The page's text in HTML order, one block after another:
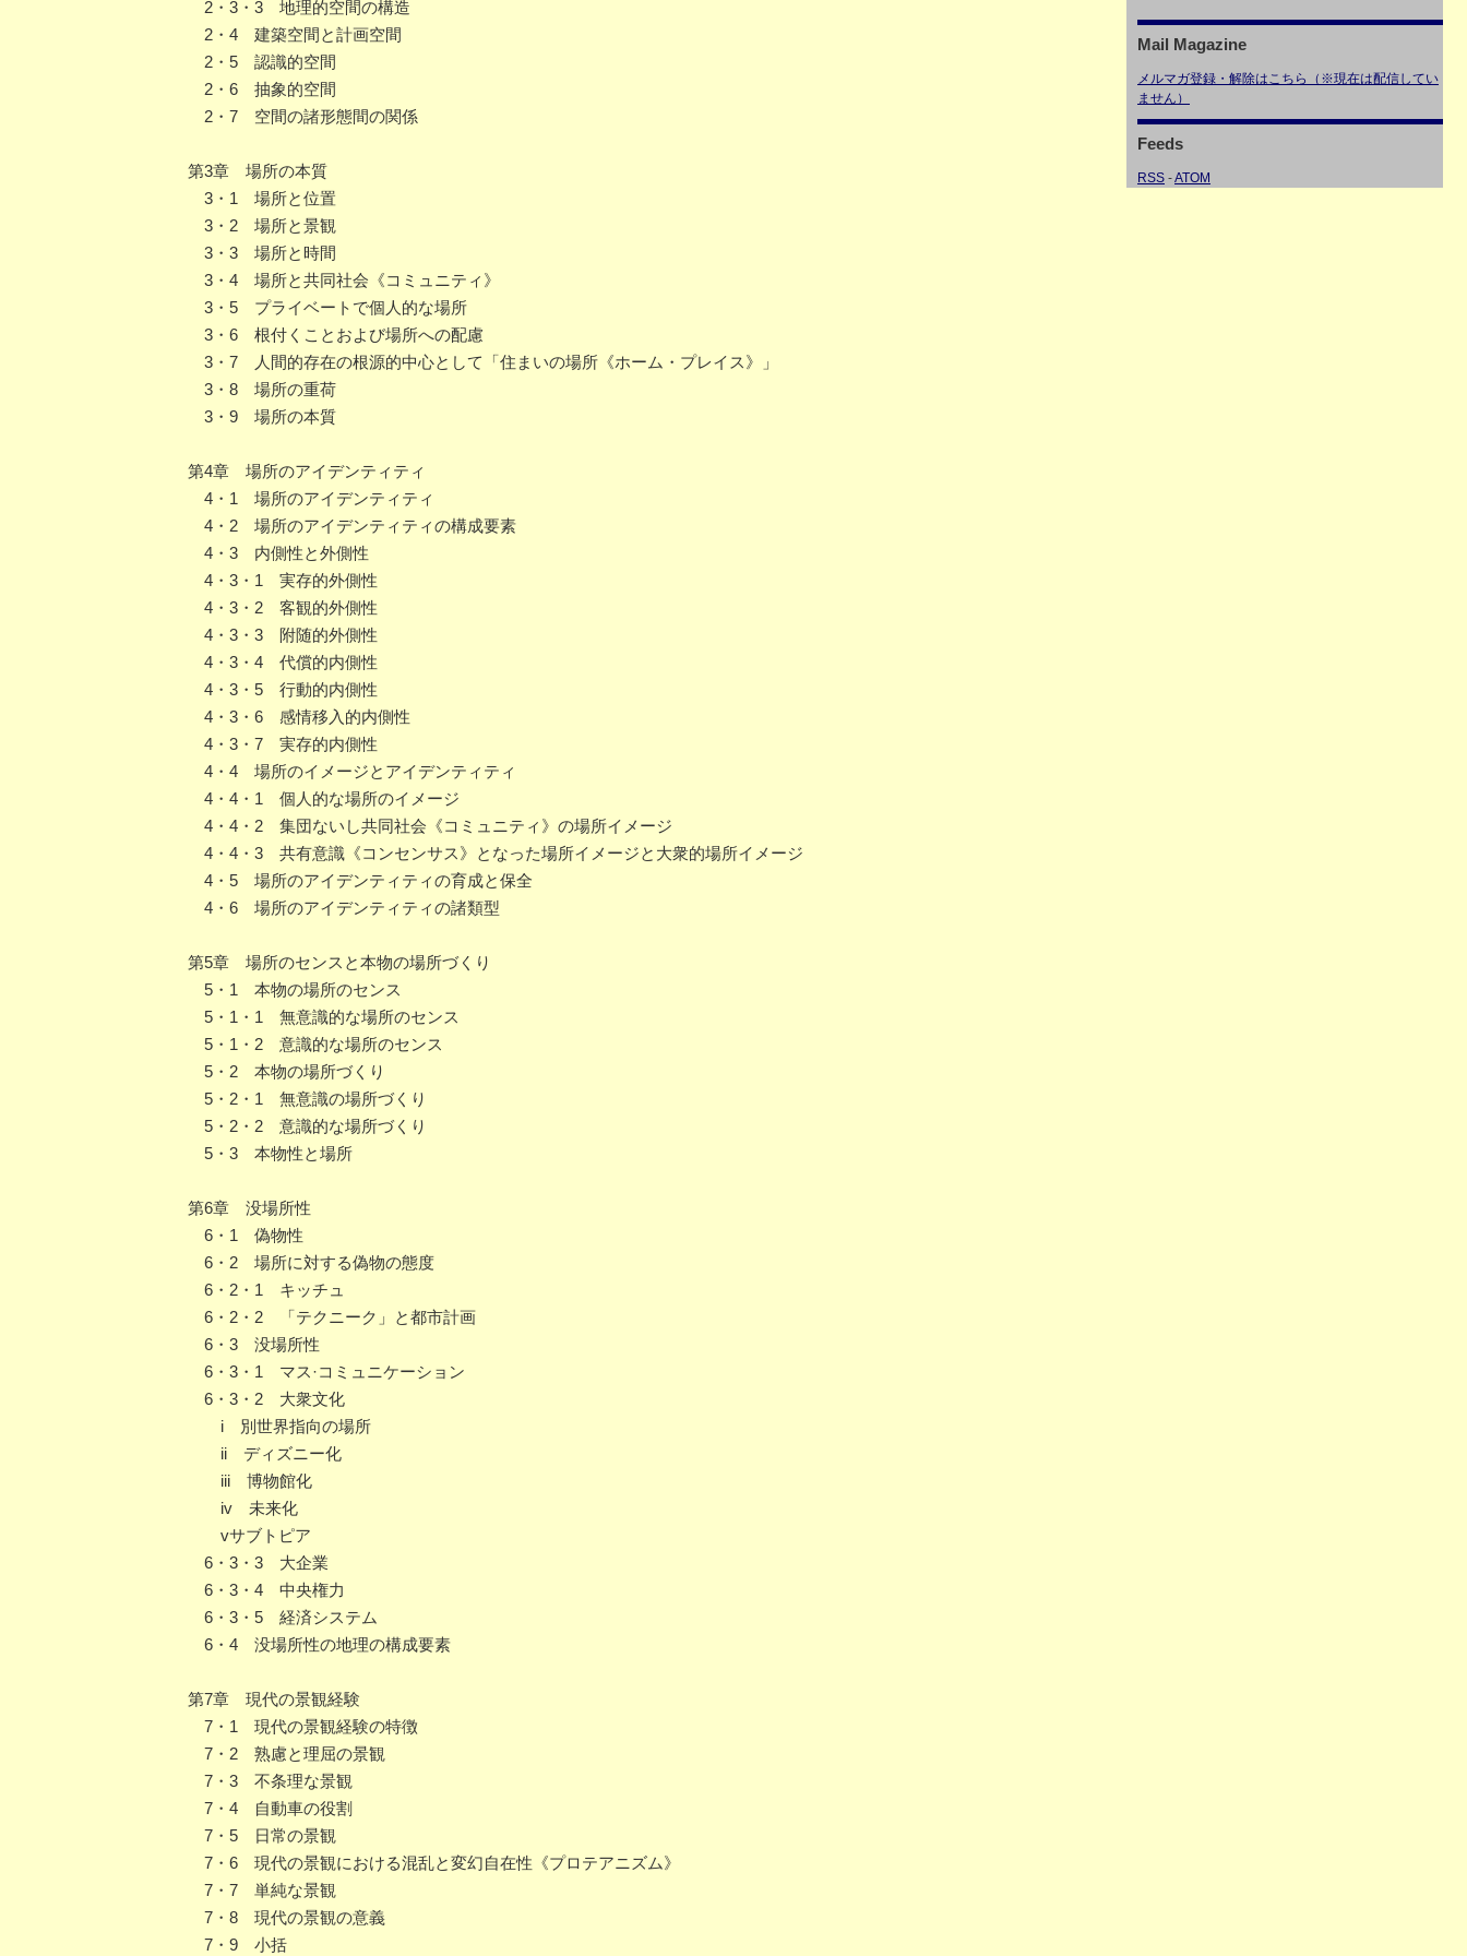
2・3・3 地理的空間の構造
2・4 建築空間と計画空間
2・5 認識的空間
2・6 抽象的空間
2・7 空間の諸形態間の関係
第3章 場所の本質
3・1 場所と位置
3・2 場所と景観
3・3 場所と時間
3・4 場所と共同社会《コミュニティ》
3・5 プライベートで個人的な場所
3・6 根付くことおよび場所への配慮
3・7 人間的存在の根源的中心として「住まいの場所《ホーム・プレイス》」
3・8 場所の重荷
3・9 場所の本質
第4章 場所のアイデンティティ
4・1 場所のアイデンティティ
4・2 場所のアイデンティティの構成要素
4・3 内側性と外側性
4・3・1 実存的外側性
4・3・2 客観的外側性
4・3・3 附随的外側性
4・3・4 代償的内側性
4・3・5 行動的内側性
4・3・6 感情移入的内側性
4・3・7 実存的内側性
4・4 場所のイメージとアイデンティティ
4・4・1 個人的な場所のイメージ
4・4・2 集団ないし共同社会《コミュニティ》の場所イメージ
4・4・3 共有意識《コンセンサス》となった場所イメージと大衆的場所イメージ
4・5 場所のアイデンティティの育成と保全
4・6 場所のアイデンティティの諸類型
第5章 場所のセンスと本物の場所づくり
5・1 本物の場所のセンス
5・1・1 無意識的な場所のセンス
5・1・2 意識的な場所のセンス
5・2 本物の場所づくり
5・2・1 無意識の場所づくり
5・2・2 意識的な場所づくり
5・3 本物性と場所
第6章 没場所性
6・1 偽物性
6・2 場所に対する偽物の態度
6・2・1 キッチュ
6・2・2 「テクニーク」と都市計画
6・3 没場所性
6・3・1 マス·コミュニケーション
6・3・2 大衆文化
i 別世界指向の場所
ii ディズニー化
iii 博物館化
iv 未来化
vサブトピア
6・3・3 大企業
6・3・4 中央権力
6・3・5 経済システム
6・4 没場所性の地理の構成要素
第7章 現代の景観経験
7・1 現代の景観経験の特徴
7・2 熟慮と理屈の景観
7・3 不条理な景観
7・4 自動車の役割
7・5 日常の景観
7・6 現代の景観における混乱と変幻自在性《プロテアニズム》
7・7 単純な景観
7・8 現代の景観の意義
7・9 小括
Mail Magazine
メルマガ登録・解除はこちら（※現在は配信してい
ません）
Feeds
RSS -ATOM